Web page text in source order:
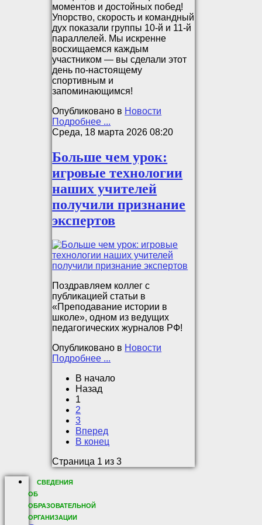
моментов и достойных побед!
Упорство, скорость и командный
дух показали группы 10‑й и 11‑й
параллелей. Мы искренне
восхищаемся каждым
участником — вы сделали этот
день по‑настоящему
спортивным и
запоминающимся!
Опубликовано в Новости
Подробнее ...
Среда, 18 марта 2026 08:20
Больше чем урок:
игровые технологии
наших учителей
получили признание
экспертов
Поздравляем коллег с
публикацией статьи в
«Преподавание истории в
школе», одном из ведущих
педагогических журналов РФ!
Опубликовано в Новости
Подробнее ...
В начало
Назад
1
2
3
Вперед
В конец
Страница 1 из 3
СВЕДЕНИЯ
ОБ
ОБРАЗОВАТЕЛЬНОЙ
ОРГАНИЗАЦИИ